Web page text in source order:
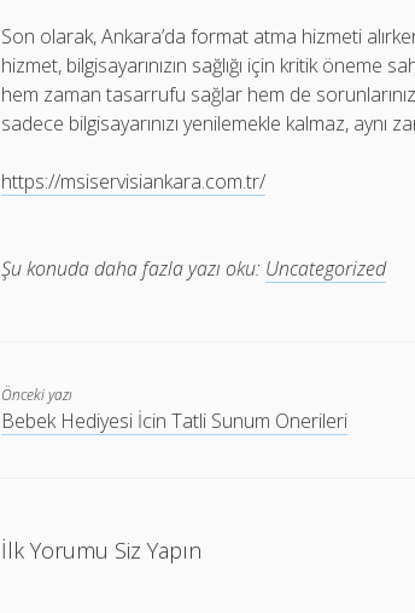
Son olarak, Ankara’da format atma hizmeti
hizmet, bilgisayarınızın sağlığı için kritik öneme
hem zaman tasarrufu sağlar hem de
sadece bilgisayarınızı yenilemekle kalmaz, aynı
https://msiservisiankara.com.tr/
Şu konuda daha fazla yazı oku: Uncategorized
Önceki yazı
Bebek Hediyesi İcin Tatli Sunum Onerileri
İlk Yorumu Siz Yapın